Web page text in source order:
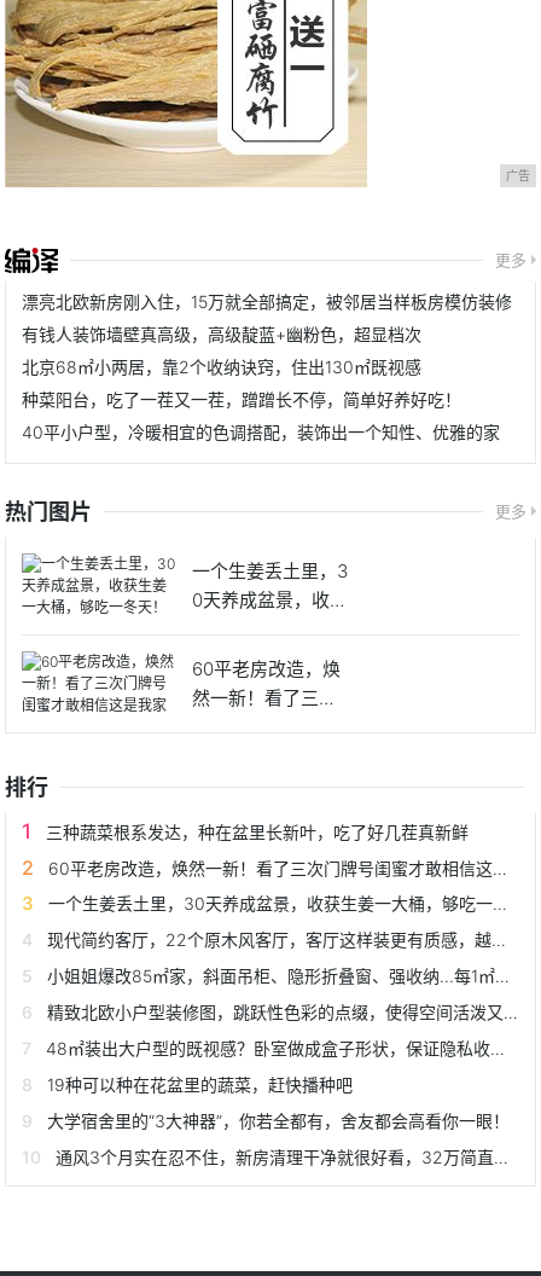
广告
更多
漂亮北欧新房刚入住，15万就全部搞定，被邻居当样板房模仿装修
有钱人装饰墙壁真高级，高级靛蓝+幽粉色，超显档次
北京68㎡小两居，靠2个收纳诀窍，住出130㎡既视感
种菜阳台，吃了一茬又一茬，蹭蹭长不停，简单好养好吃！
40平小户型，冷暖相宜的色调搭配，装饰出一个知性、优雅的家
热门图片 更多
一个生姜丢土里，3
0天养成盆景，收获
60平老房改造，焕
然一新！看了三次
门牌号
排行
三种蔬菜根系发达，种在盆里长新叶，吃了好几茬真新鲜
60平老房改造，焕然一新！看了三次门牌号闺蜜才敢相信这是我家
一个生姜丢土里，30天养成盆景，收获生姜一大桶，够吃一冬天！
现代简约客厅，22个原木风客厅，客厅这样装更有质感，越看越温馨
小姐姐爆改85㎡家，斜面吊柜、隐形折叠窗、强收纳...每1㎡是亮点
精致北欧小户型装修图，跳跃性色彩的点缀，使得空间活泼又和谐
48㎡装出大户型的既视感？卧室做成盒子形状，保证隐私收纳自如
19种可以种在花盆里的蔬菜，赶快播种吧
大学宿舍里的“3大神器”，你若全都有，舍友都会高看你一眼！
通风3个月实在忍不住，新房清理干净就很好看，32万简直太值了